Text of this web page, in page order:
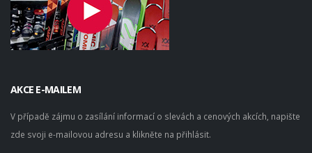
AKCE E-MAILEM
V případě zájmu o zasílání informací o slevách a cenových akcích, napište
zde svoji e-mailovou adresu a klikněte na přihlásit.